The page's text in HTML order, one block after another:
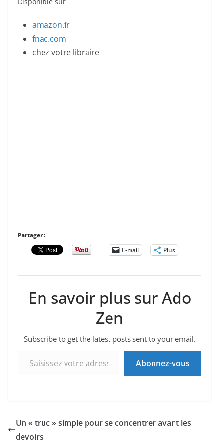
amazon.fr
fnac.com
chez votre libraire
Partager :
E-mail
Plus
En savoir plus sur Ado
Zen
Subscribe to get the latest posts sent to your email.
Abonnez-vous
Un « truc » simple pour se concentrer avant les
devoirs